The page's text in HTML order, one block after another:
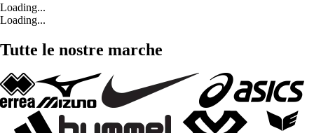
Loading...
Loading...
Tutte le nostre marche